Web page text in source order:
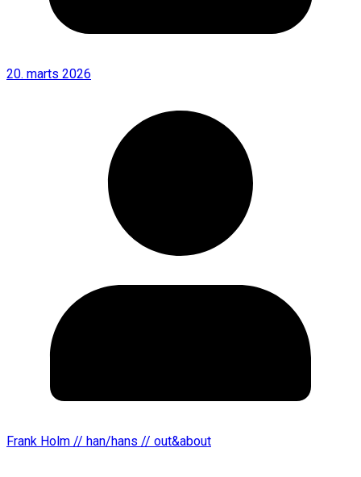
20. marts 2026
Frank Holm // han/hans // out&about